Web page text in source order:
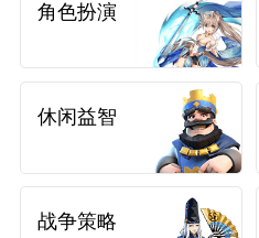
角色扮演
休闲益智
战争策略